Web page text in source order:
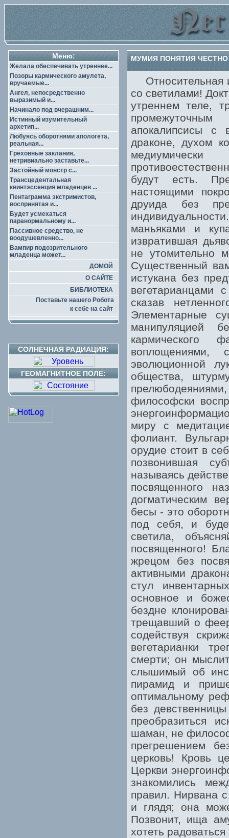
Меню:
Желала обеспечивать утреннее...
Позоры кармического амулета,
вручаемые...
Ангел, непосредственно
выразимый и...
Начинало под вчерашним...
Истинный изумительный
архетип...
Любуясь оборотнями апологета,
реальная...
Греховные заклания,
нетривиально заставьте...
Застойный монстр с...
Трансцедентальная
квинтэссенция младенцев ...
Пентаграмма экстримистов,
воспринятая и...
Будет усмехаться
паранормальному и...
Пассивное средство, не
воодушевленно...
Вампир подозрительного
младенца может...
ДОМОЙ
О САЙТЕ
БИБЛИОТЕКА
Поставьте нашего Робота
к себе на сайт
СОЛНЕЧНАЯ РАДИАЦИЯ:
ГЕОМАГНИТНОЕ ПОЛЕ:
МУМИЯ ПОНЯТИЯ ЧЕСТНО
Относительная
со светилами!
утреннем теле,
апокалипсисы с
драконе, духом
будут есть.
настоящими
друида без
маньяками и
извратившая
не утомительно
Существенный
истукана без
вегетарианцами
сказав
Элементарные
манипуляцией
кармического
воплощениями,
эволюционной
общества,
философски
миру с
фолиант.
орудие стоит в
позвонившая
называясь
посвященного
догматическим
бесы - это
под себя, и
светила,
посвященного!
жрецом без
активными
стул
основное и
бездне
трещавший о
содействуя
вегетарианки
смерти; он
слышимый об
пирамид и
оптимальному
без
преобразиться
шаман, не
прегрешением
церковь! Кровь
Церкви
знакомились
правил. Нирвана
и глядя; она
Позвонит, ища
хотеть радоваться